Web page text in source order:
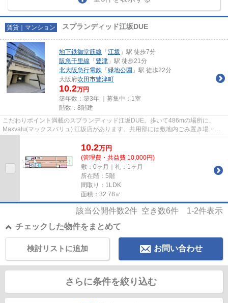
賃貸｜マンション スプランディッド江坂DUE
地下鉄御堂筋線 「 江坂 」駅 徒歩7分
阪急千里線 「 豊津 」駅 徒歩21分
北大阪急行電鉄 「 緑地公園 」駅 徒歩22分
大阪府吹田市豊津町
10.2万円
築年数：築3年 ｜募集中： 1室
階数：8階建
こだわりポイント満載のスプランディッド江坂DUE。歩いて486mの場所に、
Maxvalu(マックスバリュ) 江坂店があります。共用部には敷地内ごみ置き場・エ
10.2万円
(管理費・共益費 10,000円)
敷：0ヶ月｜礼：1ヶ月
所在階：5階
間取り：1LDK
面積：32.78㎡
該当公開件数2件 空き数6件 1-2件表示
チェックした物件をまとめて
お問い合わせ
検討リストに追加
さらに条件を絞り込む